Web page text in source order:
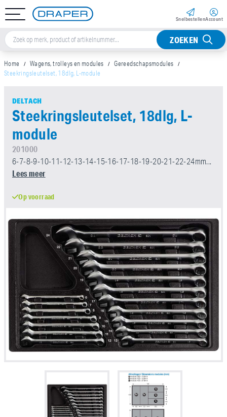
Snel­bestellenAccount
ZOEKEN
Home Wagens, trolleys en modules
Gereedschapsmodules
Steekringsleutelset, 18dlg, L-module
DELTACH
Steekringsleutelset, 18dlg, L-
module
201000
6-7-8-9-10-11-12-13-14-15-16-17-18-19-20-21-22-24mm...
Lees meer
Op voorraad